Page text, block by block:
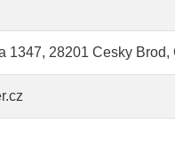
1347, 28201 Cesky Brod,